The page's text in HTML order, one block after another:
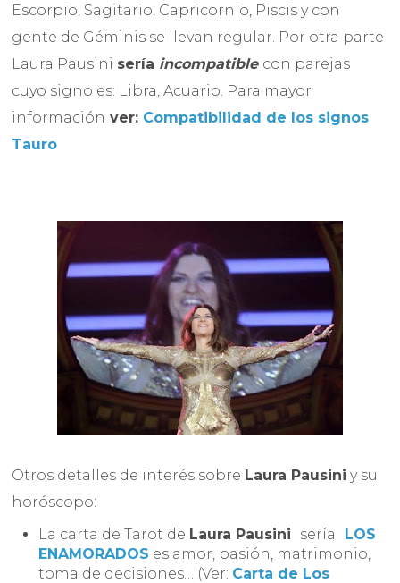
Escorpio, Sagitario, Capricornio, Piscis y con
gente de Géminis se llevan regular. Por otra parte
Laura Pausini sería incompatible con parejas
cuyo signo es: Libra, Acuario. Para mayor
información ver: Compatibilidad de los signos
Tauro
Otros detalles de interés sobre Laura Pausini y su
horóscopo:
La carta de Tarot de Laura Pausini sería
LOS
ENAMORADOS es amor, pasión, matrimonio,
toma de decisiones… (Ver: Carta de Los